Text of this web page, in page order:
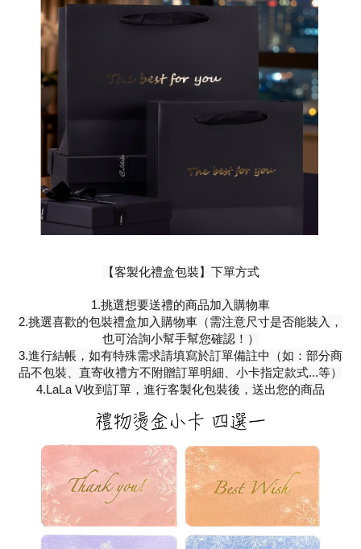
【客製化禮盒包裝】下單方式
1.挑選想要送禮的商品加入購物車
2.挑選喜歡的包裝禮盒加入購物車（需注意尺寸是否能裝入，
也可洽詢小幫手幫您確認！）
3.進行結帳，如有特殊需求請填寫於訂單備註中（如：部分商
品不包裝、直寄收禮方不附贈訂單明細、小卡指定款式...等）
4.LaLa V收到訂單，進行客製化包裝後，送出您的商品